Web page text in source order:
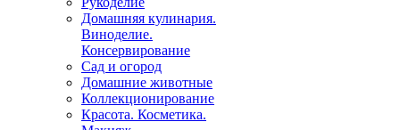
Домашняя кулинария.
Виноделие.
Консервирование
Сад и огород
Домашние животные
Коллекционирование
Красота. Косметика.